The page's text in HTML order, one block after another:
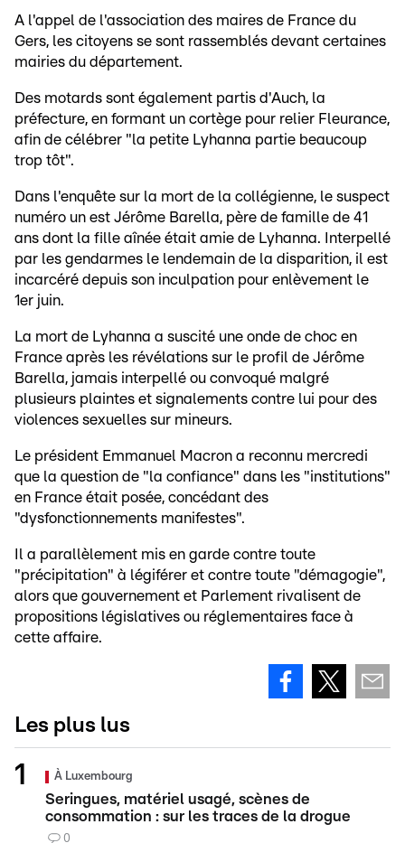
A l'appel de l'association des maires de France du
Gers, les citoyens se sont rassemblés devant certaines
mairies du département.
Des motards sont également partis d'Auch, la
préfecture, en formant un cortège pour relier Fleurance,
afin de célébrer "la petite Lyhanna partie beaucoup
trop tôt".
Dans l'enquête sur la mort de la collégienne, le suspect
numéro un est Jérôme Barella, père de famille de 41
ans dont la fille aînée était amie de Lyhanna. Interpellé
par les gendarmes le lendemain de la disparition, il est
incarcéré depuis son inculpation pour enlèvement le
1er juin.
La mort de Lyhanna a suscité une onde de choc en
France après les révélations sur le profil de Jérôme
Barella, jamais interpellé ou convoqué malgré
plusieurs plaintes et signalements contre lui pour des
violences sexuelles sur mineurs.
Le président Emmanuel Macron a reconnu mercredi
que la question de "la confiance" dans les "institutions"
en France était posée, concédant des
"dysfonctionnements manifestes".
Il a parallèlement mis en garde contre toute
"précipitation" à légiférer et contre toute "démagogie",
alors que gouvernement et Parlement rivalisent de
propositions législatives ou réglementaires face à
cette affaire.
Les plus lus
À Luxembourg
Seringues, matériel usagé, scènes de
consommation : sur les traces de la drogue
0